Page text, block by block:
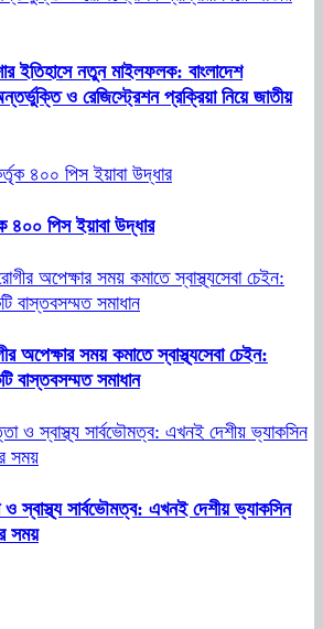
ইতিহাসে নতুন মাইলফলক: বাংলাদেশ
ও রেজিস্ট্রেশন প্রক্রিয়া নিয়ে জাতীয়
৪০০ পিস ইয়াবা উদ্ধার
অপেক্ষার সময় কমাতে স্বাস্থ্যসেবা চেইন:
বাস্তবসম্মত সমাধান
ও স্বাস্থ্য সার্বভৌমত্ব: এখনই দেশীয় ভ্যাকসিন
সময়